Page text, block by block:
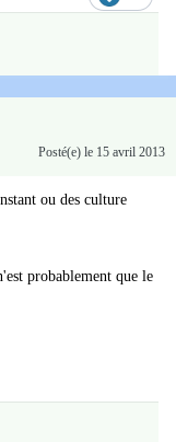
Posté(e) le 15 avril 2013
ou des culture
probablement que le